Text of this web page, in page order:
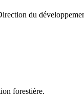
du
forestière.